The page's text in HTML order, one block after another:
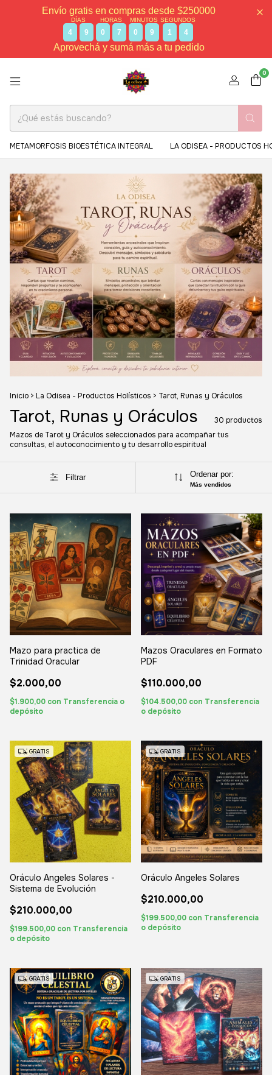
Envío gratis en compras desde $250000
DÍAS
4 9
HORAS
0 7
MINUTOS
0 9
SEGUNDOS
1 3
Aprovechá y sumá más a tu pedido
0
METAMORFOSIS BIOESTÉTICA INTEGRAL LA ODISEA - PRODUCTOS
Inicio > La Odisea - Productos Holísticos > Tarot, Runas y Oráculos
Tarot, Runas y Oráculos
30 productos
Mazos de Tarot y Oráculos seleccionados para acompañar tus
consultas, el autoconocimiento y tu desarrollo espiritual
Filtrar Ordenar por:
Más vendidos
Mazo para practica de
Trinidad Oracular
$2.000,00
$1.900,00 con Transferencia o
depósito
Mazos Oraculares en Formato
PDF
$110.000,00
$104.500,00 con Transferencia
o depósito
GRATIS
Oráculo Angeles Solares -
Sistema de Evolución
$210.000,00
$199.500,00 con Transferencia
o depósito
GRATIS
Oráculo Angeles Solares
$210.000,00
$199.500,00 con Transferencia
o depósito
GRATIS GRATIS